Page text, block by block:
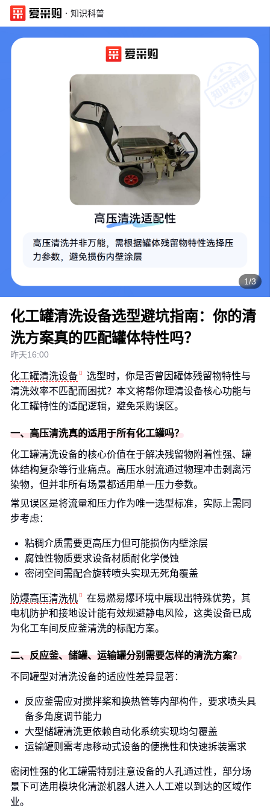
· 知识科普
1/3
化工罐清洗设备选型避坑指南：你的清
洗方案真的匹配罐体特性吗？
昨天16:00
化工罐清洗设备
选型时，你是否曾因罐体残留物特性与
清洗效率不匹配而困扰？本文将帮你理清设备核心功能与
化工罐特性的适配逻辑，避免采购误区。
一、高压清洗真的适用于所有化工罐吗？
化工罐清洗设备的核心价值在于解决残留物附着性强、罐
体结构复杂等行业痛点。高压水射流通过物理冲击剥离污
染物，但并非所有场景都适用单一压力参数。
常见误区是将流量和压力作为唯一选型标准，实际上需同
步考虑：
粘稠介质需要更高压力但可能损伤内壁涂层
腐蚀性物质要求设备材质耐化学侵蚀
密闭空间需配合旋转喷头实现无死角覆盖
防爆高压清洗机
在易燃易爆环境中展现出特殊优势，其
电机防护和接地设计能有效规避静电风险，这类设备已成
为化工车间反应釜清洗的标配方案。
二、反应釜、储罐、运输罐分别需要怎样的清洗方案？
不同罐型对清洗设备的适应性差异显著：
反应釜需应对搅拌桨和换热管等内部构件，要求喷头具
备多角度调节能力
大型储罐清洗更依赖自动化系统实现均匀覆盖
运输罐则需考虑移动式设备的便携性和快速拆装需求
密闭性强的化工罐需特别注意设备的人孔通过性，部分场
景下可选用模块化清淤机器人进入人工难以到达的区域作
业。